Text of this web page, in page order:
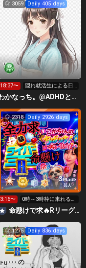
3059 Daily 405 days
18:37〜
隠れ就活生による日
常⭐️
わかなっち。@ADHDと手帳タイム
3Place
芸人
2318 Daily 2926 days
3:16〜
0時～3時枠に来れる方
キラキラ以外出来たら
温存🙏
命懸けで求🔥Rリーグ👑夏祭実行委員長🎆こがちゃんのちばります
1275 Daily 836 days